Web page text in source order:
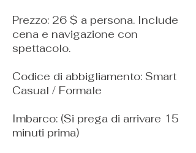
Prezzo: 26 $ a persona. Include
cena e navigazione con
spettacolo.
Codice di abbigliamento: Smart
Casual / Formale
Imbarco: (Si prega di arrivare 15
minuti prima)